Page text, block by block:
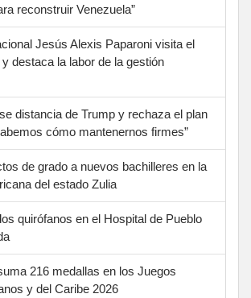
reconstruir Venezuela”
Jesús Alexis Paparoni visita el
destaca la labor de la gestión
distancia de Trump y rechaza el plan
cómo mantenernos firmes”
de grado a nuevos bachilleres en la
del estado Zulia
quirófanos en el Hospital de Pueblo
216 medallas en los Juegos
y del Caribe 2026